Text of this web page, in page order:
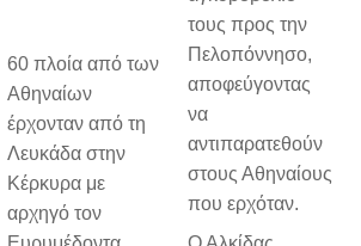
60 πλοία από των
Αθηναίων
έρχονταν από τη
Λευκάδα στην
Κέρκυρα με
αρχηγό τον
τους προς την
Πελοπόννησο,
αποφεύγοντας
να
αντιπαρατεθούν
στους Αθηναίους
που ερχόταν.